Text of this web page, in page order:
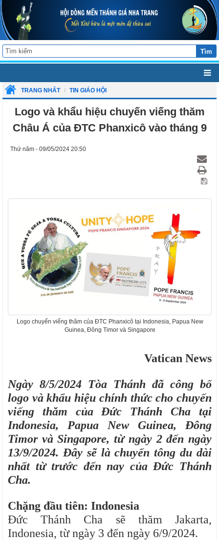
Tìm
TRANG NHẤT TIN GIÁO HỘI
Logo và khẩu hiệu chuyến viếng thăm
Châu Á của ĐTC Phanxicô vào tháng 9
Thứ năm - 09/05/2024 20:50
Logo chuyến viếng thăm của ĐTC Phanxicô tại Indonesia, Papua New
Guinea, Đông Timor và Singapore
Vatican News
Ngày 8/5/2024 Tòa Thánh đã công bố
logo và khẩu hiệu chính thức cho chuyến
viếng thăm của Đức Thánh Cha tại
Indonesia, Papua New Guinea, Đông
Timor và Singapore, từ ngày 2 đến ngày
13/9/2024. Đây sẽ là chuyến tông du dài
nhất từ trước đến nay của Đức Thánh
Cha.
Chặng đầu tiên: Indonesia
Đức Thánh Cha sẽ thăm Jakarta,
Indonesia, từ ngày 3 đến ngày 6/9/2024.